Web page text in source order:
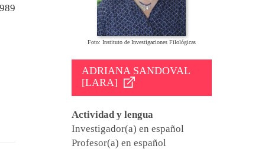
Foto: Instituto de Investigaciones Filológicas
ADRIANA SANDOVAL
[LARA]
Actividad y lengua
Investigador(a) en español
Profesor(a) en español